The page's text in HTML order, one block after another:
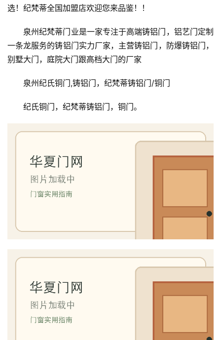
门
室
选！纪梵蒂全国加盟店欢迎您来品鉴！！
泉州纪梵蒂门业是一家专注于高端铸铝门，铝艺门定制
一条龙服务的铸铝门实力厂家，主营铸铝门，防爆铸铝门，
别墅大门，庭院大门跟高档大门的厂家
泉州纪氏铜门,铸铝门，纪梵蒂铸铝门/铜门
纪氏铜门，纪梵蒂铸铝门，铜门。